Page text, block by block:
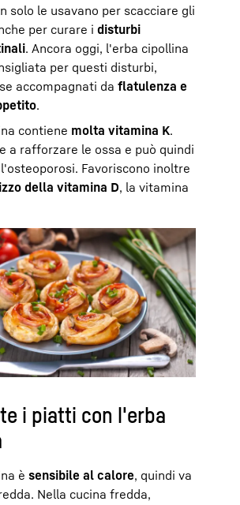
solo le usavano per scacciare gli
per curare i disturbi
. Ancora oggi, l'erba cipollina
per questi disturbi,
accompagnati da flatulenza e
.
contiene molta vitamina K.
a rafforzare le ossa e può quindi
Favoriscono inoltre
della vitamina D, la vitamina
i piatti con l'erba
è sensibile al calore, quindi va
Nella cucina fredda,